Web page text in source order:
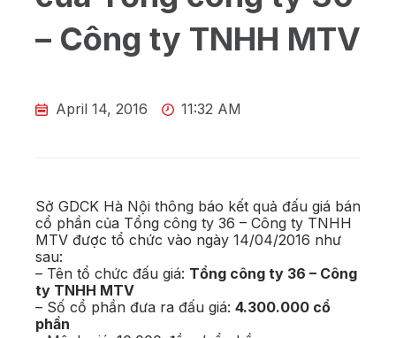
– Công ty TNHH MTV
April 14, 2016 11:32 AM
Sở GDCK Hà Nội thông báo kết quả đấu giá bán
cổ phần của Tổng công ty 36 – Công ty TNHH
MTV được tổ chức vào ngày 14/04/2016 như
sau:
– Tên tổ chức đấu giá: Tổng công ty 36 – Công
ty TNHH MTV
– Số cổ phần đưa ra đấu giá: 4.300.000 cổ
phần